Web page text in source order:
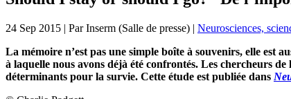
24 Sep 2015 | ParInserm (Salle de presse) | Neurosciences,
La mémoire n’est pas une simple boîte à souvenirs, elle est
à laquelle nous avons déjà été confrontés. Les chercheurs
déterminants pour la survie. Cette étude est publiée dans